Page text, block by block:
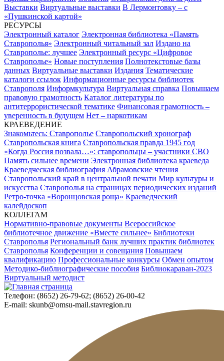
Выставки Виртуальные выставки В Лермонтовку – с
«Пушкинской картой»
РЕСУРСЫ
Электронный каталог Электронная библиотека «Память
Ставрополья» Электронный читальный зал Издано на
Ставрополье: лучшее Электронный ресурс «Цифровое
Ставрополье» Новые поступления Полнотекстовые базы
данных Виртуальные выставки Издания Тематические
каталоги ссылок Информационные ресурсы библиотек
Ставрополя Информкультура Виртуальная справка Повышаем
правовую грамотность Каталог литературы по
антитеррористической тематике Финансовая грамотность –
уверенность в будущем Нет – наркотикам
КРАЕВЕДЕНИЕ
Знакомьтесь: Ставрополье Ставропольский хронограф
Ставропольская книга Ставропольская правда 1945 год
«Когда Россия позвала…»: ставропольцы – участники СВО
Память сильнее времени Электронная библиотека краеведа
Краеведческая библиография Абрамовские чтения
Ставропольский край в центральной печати Мир культуры и
искусства Ставрополья на страницах периодических изданий
Ретро-точка «Воронцовская роща» Краеведческий
калейдоскоп
КОЛЛЕГАМ
Нормативно-правовые документы Всероссийское
библиотечное движение «Вместе сильнее» Библиотеки
Ставрополья Региональный банк лучших практик библиотек
Ставрополья Конференции и совещания Повышаем
квалификацию Профессиональные конкурсы Обмен опытом
Методико-библиографические пособия Библиокараван-2023
Виртуальный методист
Телефон: (8652) 26-79-62; (8652) 26-00-42
E-mail: skunb@omsu-mail.stavregion.ru